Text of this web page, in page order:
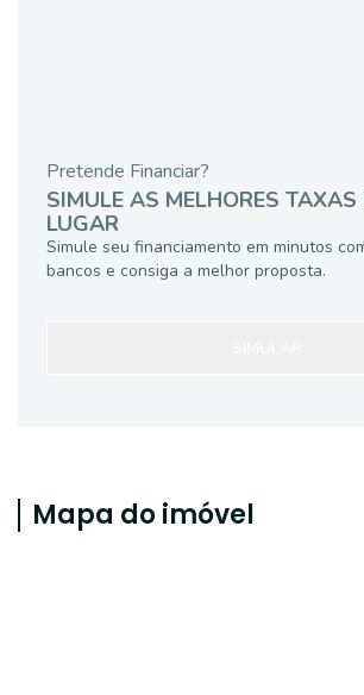
Pretende Financiar?
SIMULE AS MELHORES
LUGAR
Simule seu financiamento em minutos
bancos e consiga a melhor proposta.
Mapa do imóvel